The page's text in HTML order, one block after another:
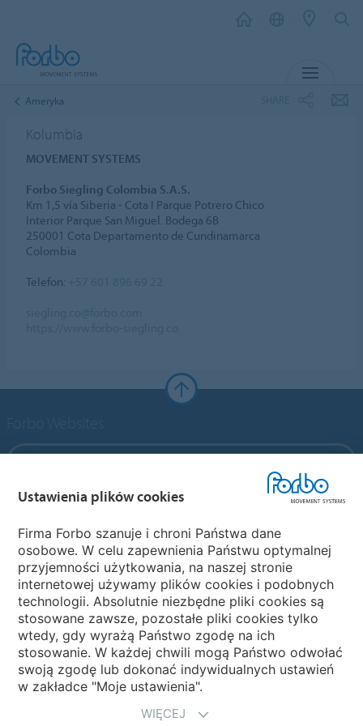
Ameryka
Kolumbia
MOVEMENT SYSTEMS
Forbo Siegling Colombia S.A.S.
Km 1,5 vía Siberia - Cota I Parque Potrero Chico
Interior Parque San Miguel. Bodega 6B
250001 Cota Departamento de Cundinamarca
Colombia
Telefon:
Forbo Flooring Systems
Forbo Movement Systems
Strony krajowe
Wybierz kraj
Ustawienia plików cookies
Firma Forbo szanuje i chroni Państwa dane
osobowe. W celu zapewnienia Państwu optymalnej
przyjemności użytkowania, na naszej stronie
internetowej używamy plików cookies i podobnych
technologii. Absolutnie niezbędne pliki cookies są
stosowane zawsze, pozostałe pliki cookies tylko
wtedy, gdy wyrażą Państwo zgodę na ich
stosowanie. W każdej chwili mogą Państwo odwołać
swoją zgodę lub dokonać indywidualnych ustawień
w zakładce "Moje ustawienia".
WIĘCEJ